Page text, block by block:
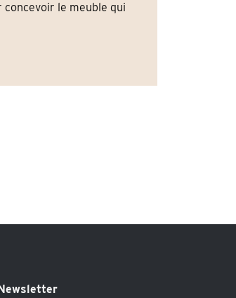
concevoir le meuble qui
Newsletter